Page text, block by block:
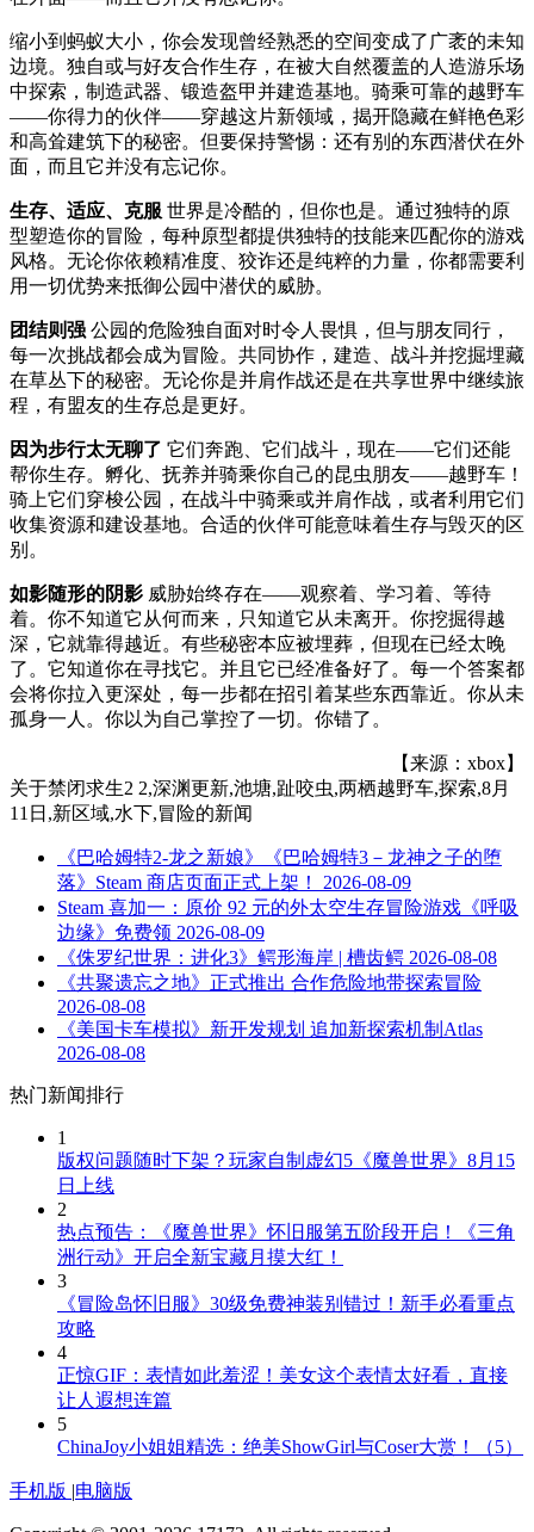
缩小到蚂蚁大小，你会发现曾经熟悉的空间变成了广袤的未知
边境。独自或与好友合作生存，在被大自然覆盖的人造游乐场
中探索，制造武器、锻造盔甲并建造基地。骑乘可靠的越野车
——你得力的伙伴——穿越这片新领域，揭开隐藏在鲜艳色彩
和高耸建筑下的秘密。但要保持警惕：还有别的东西潜伏在外
面，而且它并没有忘记你。
生存、适应、克服 世界是冷酷的，但你也是。通过独特的原
型塑造你的冒险，每种原型都提供独特的技能来匹配你的游戏
风格。无论你依赖精准度、狡诈还是纯粹的力量，你都需要利
用一切优势来抵御公园中潜伏的威胁。
团结则强 公园的危险独自面对时令人畏惧，但与朋友同行，
每一次挑战都会成为冒险。共同协作，建造、战斗并挖掘埋藏
在草丛下的秘密。无论你是并肩作战还是在共享世界中继续旅
程，有盟友的生存总是更好。
因为步行太无聊了 它们奔跑、它们战斗，现在——它们还能
帮你生存。孵化、抚养并骑乘你自己的昆虫朋友——越野车！
骑上它们穿梭公园，在战斗中骑乘或并肩作战，或者利用它们
收集资源和建设基地。合适的伙伴可能意味着生存与毁灭的区
别。
如影随形的阴影 威胁始终存在——观察着、学习着、等待
着。你不知道它从何而来，只知道它从未离开。你挖掘得越
深，它就靠得越近。有些秘密本应被埋葬，但现在已经太晚
了。它知道你在寻找它。并且它已经准备好了。每一个答案都
会将你拉入更深处，每一步都在招引着某些东西靠近。你从未
孤身一人。你以为自己掌控了一切。你错了。
【来源：xbox】
关于禁闭求生2 2,深渊更新,池塘,趾咬虫,两栖越野车,探索,8月
11日,新区域,水下,冒险的新闻
《巴哈姆特2-龙之新娘》《巴哈姆特3－龙神之子的堕
落》Steam 商店页面正式上架！
2026-08-09
Steam 喜加一：原价 92 元的外太空生存冒险游戏《呼吸
边缘》免费领 2026-08-09
《侏罗纪世界：进化3》鳄形海岸 | 槽齿鳄 2026-08-08
《共聚遗忘之地》正式推出 合作危险地带探索冒险
2026-08-08
《美国卡车模拟》新开发规划 追加新探索机制Atlas
2026-08-08
热门新闻排行
1
版权问题随时下架？玩家自制虚幻5《魔兽世界》8月15
日上线
2
热点预告：《魔兽世界》怀旧服第五阶段开启！《三角
洲行动》开启全新宝藏月摸大红！
3
《冒险岛怀旧服》30级免费神装别错过！新手必看重点
攻略
4
正惊GIF：表情如此羞涩！美女这个表情太好看，直接
让人遐想连篇
5
ChinaJoy小姐姐精选：绝美ShowGirl与Coser大赏！（5）
手机版 |电脑版